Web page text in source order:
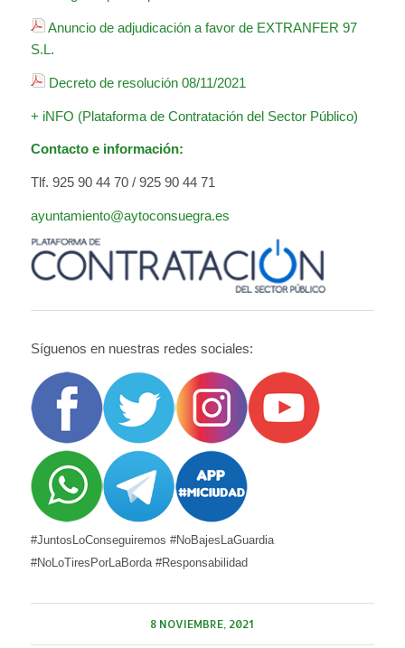
Anuncio de adjudicación a favor de EXTRANFER 97
S.L.
Decreto de resolución 08/11/2021
+ iNFO (Plataforma de Contratación del Sector Público)
Contacto e información:
Tlf. 925 90 44 70 / 925 90 44 71
ayuntamiento@aytoconsuegra.es
Síguenos en nuestras redes sociales:
#JuntosLoConseguiremos #NoBajesLaGuardia
#NoLoTiresPorLaBorda #Responsabilidad
8 NOVIEMBRE, 2021